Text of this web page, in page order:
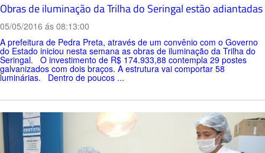
Obras de iluminação da Trilha do Seringal estão adiantadas
05/05/2016 ás 08:13:00
A prefeitura de Pedra Preta, através de um convênio com o Governo
do Estado iniciou nesta semana as obras de iluminação da Trilha do
Seringal. O investimento de R$ 174.933,88 contempla 29 postes
galvanizados com dois braços. A estrutura vai comportar 58
luminárias. Dentro de poucos ...